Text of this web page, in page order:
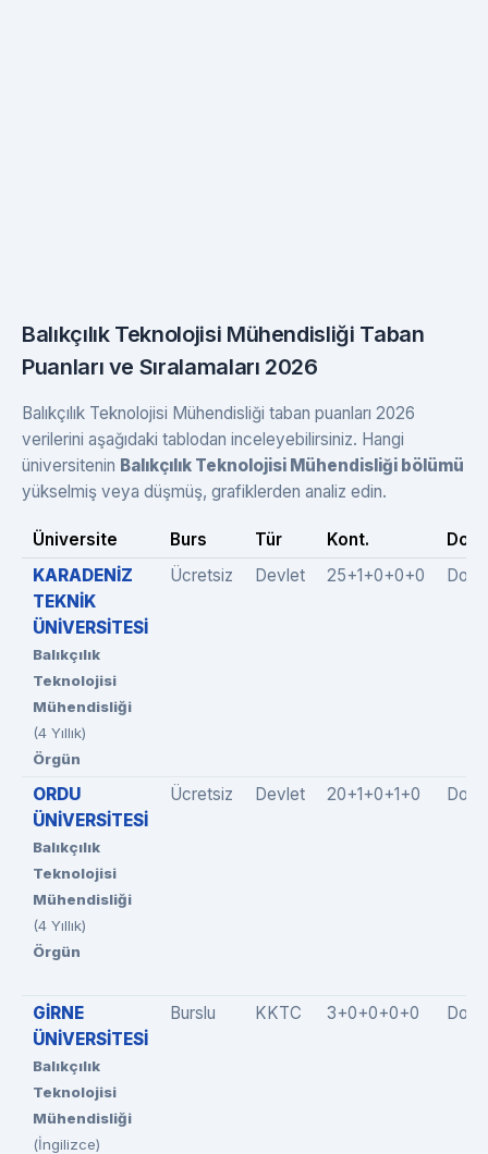
Balıkçılık Teknolojisi Mühendisliği Taban
Puanları ve Sıralamaları 2026
Balıkçılık Teknolojisi Mühendisliği taban puanları 2026
verilerini aşağıdaki tablodan inceleyebilirsiniz. Hangi
üniversitenin Balıkçılık Teknolojisi Mühendisliği bölümü
yükselmiş veya düşmüş, grafiklerden analiz edin.
Üniversite Burs Tür Kont.
KARADENİZ
TEKNİK
ÜNİVERSİTESİ
Balıkçılık
Teknolojisi
Mühendisliği
(4 Yıllık)
Örgün
Ücretsiz Devlet 25+1+0+0+0
ORDU
ÜNİVERSİTESİ
Balıkçılık
Teknolojisi
Mühendisliği
(4 Yıllık)
Örgün
Ücretsiz Devlet 20+1+0+1+0
GİRNE
ÜNİVERSİTESİ
Balıkçılık
Teknolojisi
Mühendisliği
(İngilizce)
Burslu KKTC 3+0+0+0+0